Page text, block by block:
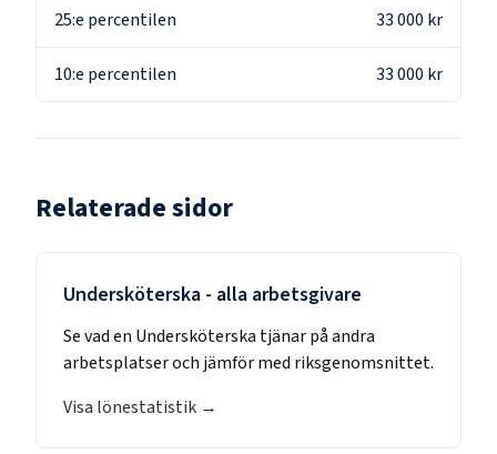
25:e percentilen 33 000 kr
10:e percentilen 33 000 kr
Relaterade sidor
Undersköterska - alla arbetsgivare
Se vad en Undersköterska tjänar på andra
arbetsplatser och jämför med riksgenomsnittet.
Visa lönestatistik →